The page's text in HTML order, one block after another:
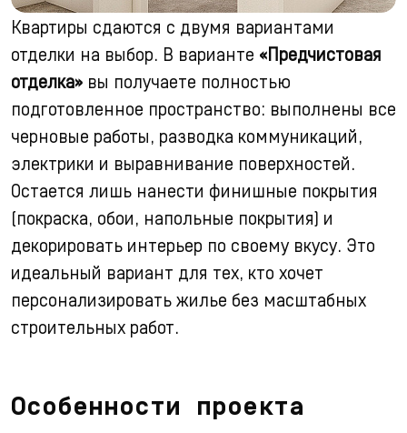
Квартиры сдаются с двумя вариантами
отделки на выбор. В варианте «Предчистовая
отделка» вы получаете полностью
подготовленное пространство: выполнены все
черновые работы, разводка коммуникаций,
электрики и выравнивание поверхностей.
Остается лишь нанести финишные покрытия
(покраска, обои, напольные покрытия) и
декорировать интерьер по своему вкусу. Это
идеальный вариант для тех, кто хочет
персонализировать жилье без масштабных
строительных работ.
Особенности проекта